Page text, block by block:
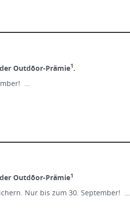
Outdōor-Prämie1.
…
Outdōor-Prämie1
Nur bis zum 30. September! …